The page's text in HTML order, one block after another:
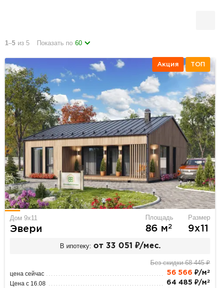
1–5 из 5 Показать по 60
Акция ТОП
Дом 9х11
Эвери
Площадь
86 м2
Размер
9х11
В ипотеку: от 33 051 ₽/мес.
Без скидки 68 445 ₽
цена сейчас 56 566 ₽/м 2
Цена с 16.08 64 485 ₽/м 2